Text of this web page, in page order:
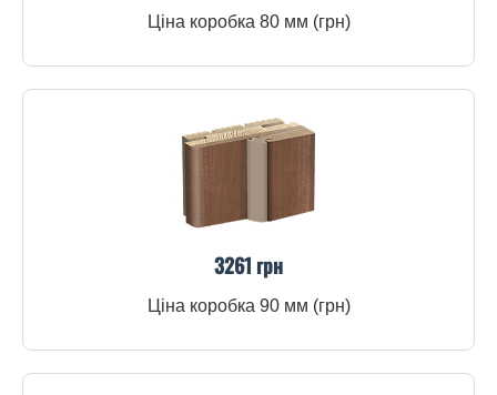
Ціна коробка 80 мм (грн)
3261 грн
Ціна коробка 90 мм (грн)